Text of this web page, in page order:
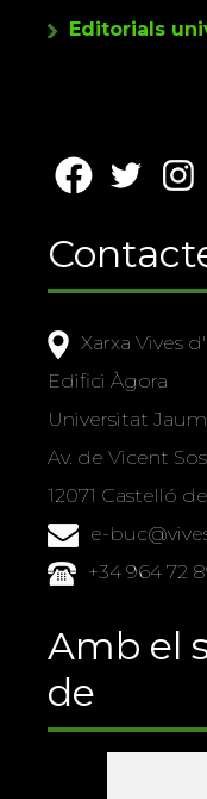
Editorials
Xarxa Vives
Edifici Àgora
Universitat
Av. de Vicent
12071 Castelló
e-
+34 964 72
Amb el
de